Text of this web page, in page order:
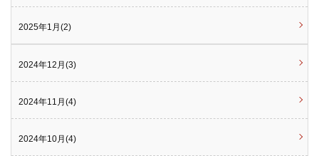
2025年1月(2)
2024年12月(3)
2024年11月(4)
2024年10月(4)